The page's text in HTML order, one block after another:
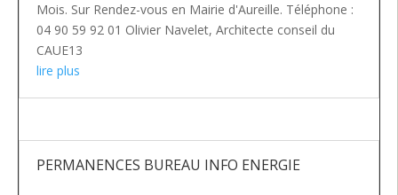
Mois. Sur Rendez-vous en Mairie d'Aureille. Téléphone :
04 90 59 92 01 Olivier Navelet, Architecte conseil du
CAUE13
lire plus
PERMANENCES BUREAU INFO ENERGIE